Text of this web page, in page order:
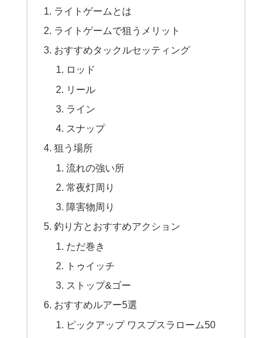
ライトゲームとは
ライトゲームで狙うメリット
おすすめタックルセッティング
ロッド
リール
ライン
スナップ
狙う場所
流れの強い所
常夜灯周り
障害物周り
釣り方とおすすめアクション
ただ巻き
トゥイッチ
ストップ&ゴー
おすすめルアー5選
ピックアップ ワスプスラローム50